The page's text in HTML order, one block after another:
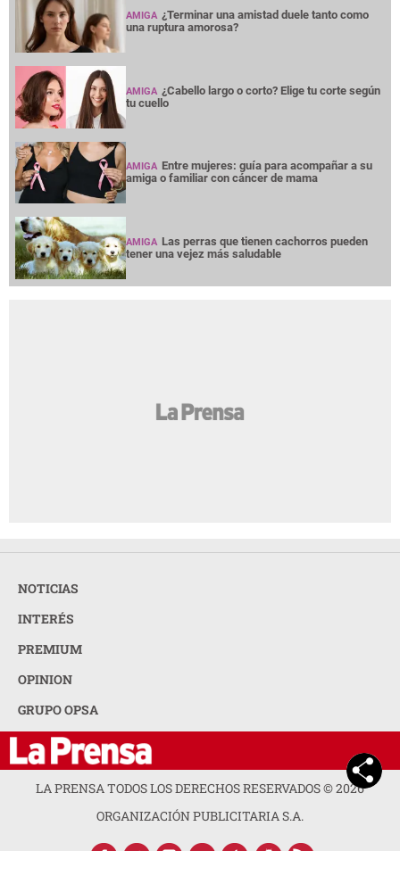
AMIGA ¿Terminar una amistad duele tanto como
una ruptura amorosa?
AMIGA ¿Cabello largo o corto? Elige tu corte según
tu cuello
AMIGA Entre mujeres: guía para acompañar a su
amiga o familiar con cáncer de mama
AMIGA Las perras que tienen cachorros pueden
tener una vejez más saludable
NOTICIAS
INTERÉS
PREMIUM
OPINION
GRUPO OPSA
LA PRENSA TODOS LOS DERECHOS RESERVADOS ©2026
ORGANIZACIÓN PUBLICITARIA S.A.